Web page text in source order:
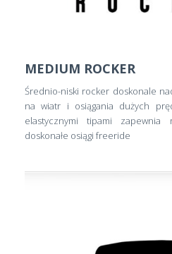
MEDIUM ROCKER
Średnio-niski rocker doskonale
na wiatr i osiągania dużych
elastycznymi tipami
doskonałe osiągi freeride